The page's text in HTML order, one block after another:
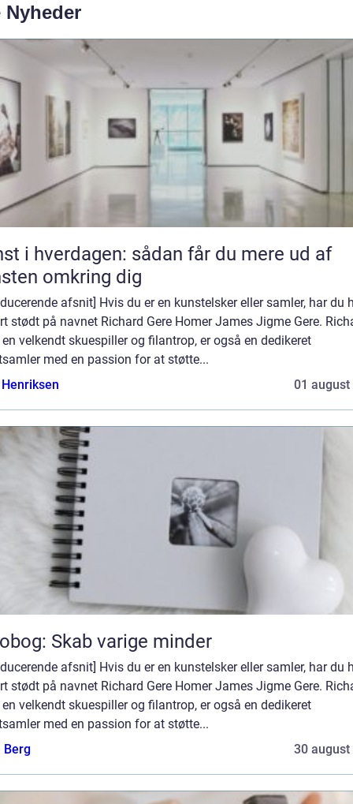
Nyheder
i hverdagen: sådan får du mere ud af
omkring dig
afsnit] Hvis du er en kunstelsker eller samler, har du
stødt på navnet Richard Gere Homer James Jigme Gere.
en velkendt skuespiller og filantrop, er også en dedikeret
med en passion for at støtte...
01 august
Skab varige minder
afsnit] Hvis du er en kunstelsker eller samler, har du
stødt på navnet Richard Gere Homer James Jigme Gere.
en velkendt skuespiller og filantrop, er også en dedikeret
med en passion for at støtte...
Berg
30 august